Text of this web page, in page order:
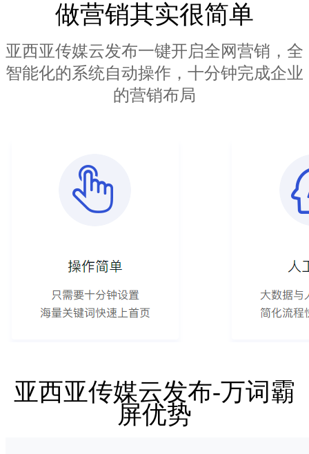
做营销其实很简单
亚西亚传媒云发布一键开启全网营销，全
智能化的系统自动操作，十分钟完成企业
的营销布局
亚西亚传媒云发布-万词霸
屏优势